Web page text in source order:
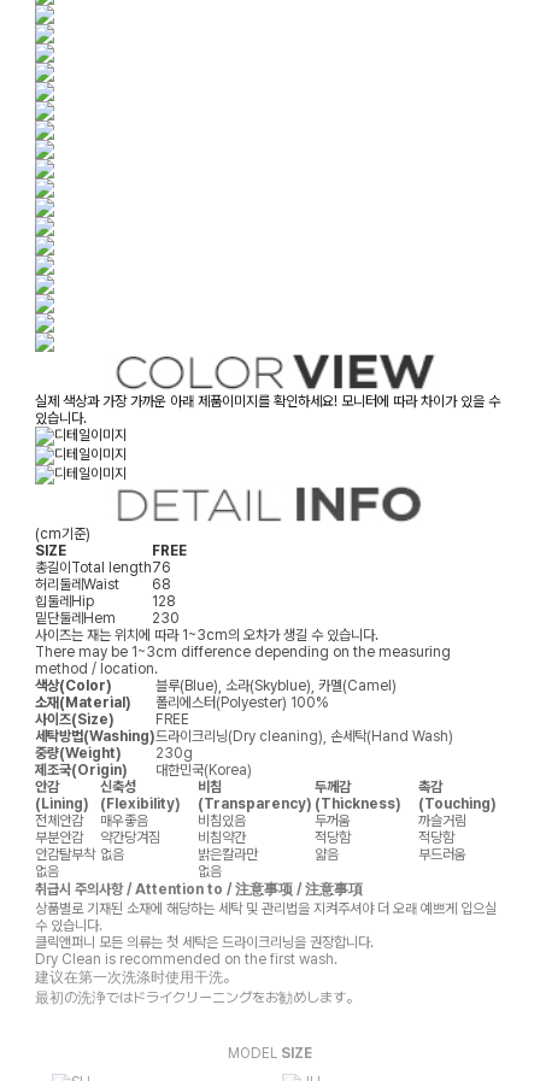
실제 색상과 가장 가까운 아래 제품이미지를 확인하세요! 모니터에 따라 차이가 있을 수
있습니다.
(cm기준)
SIZE
FREE
총길이Total length76
허리둘레Waist
68
힙둘레Hip
128
밑단둘레Hem
230
사이즈는 재는 위치에 따라 1~3cm의 오차가 생길 수 있습니다.
There may be 1~3cm difference depending on the measuring
method / location.
색상(Color)
블루(Blue), 소라(Skyblue), 카멜(Camel)
소재(Material)
폴리에스터(Polyester) 100%
사이즈(Size)
FREE
세탁방법(Washing)드라이크리닝(Dry cleaning), 손세탁(Hand Wash)
중량(Weight)
230g
제조국(Origin)
대한민국(Korea)
안감
(Lining)
신축성
(Flexibility)
비침
(Transparency)
두께감
(Thickness)
촉감
(Touching)
전체안감
매우좋음 비침있음 두꺼움
까슬거림
부분안감
약간당겨짐 비침약간 적당함
적당함
안감탈부착 없음 밝은칼라만 얇음
부드러움
없음
없음
취급시 주의사항 / Attention to / 注意事项 / 注意事項
상품별로 기재된 소재에 해당하는 세탁 및 관리법을 지켜주셔야 더 오래 예쁘게 입으실
수 있습니다.
클릭앤퍼니 모든 의류는 첫 세탁은 드라이크리닝을 권장합니다.
Dry Clean is recommended on the first wash.
建议在第一次洗涤时使用干洗。
最初の洗浄ではドライクリーニングをお勧めします。
MODEL SIZE